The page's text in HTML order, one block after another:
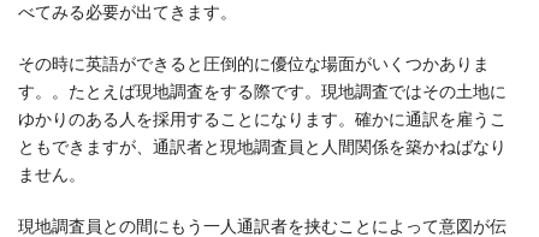
べてみる必要が出てきます。
その時に英語ができると圧倒的に優位な場面がいくつかありま
す。。たとえば現地調査をする際です。現地調査ではその土地に
ゆかりのある人を採用することになります。確かに通訳を雇うこ
ともできますが、通訳者と現地調査員と人間関係を築かねばなり
ません。
現地調査員との間にもう一人通訳者を挟むことによって意図が伝